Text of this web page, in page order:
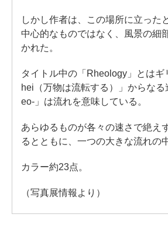
しかし作者は、この場所に立った
中心的なものではなく、風景の細
かれた。
タイトル中の「Rheology」とはギ
hei（万物は流転する）」からな
eo-」は流れを意味している。
あらゆるものが各々の速さで絶え
るとともに、一つの大きな流れの
カラー約23点。
（写真展情報より）